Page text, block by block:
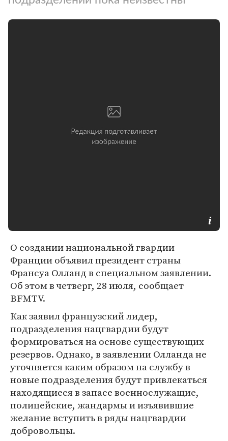
О создании национальной гвардии
Франции объявил президент страны
Франсуа Олланд в специальном заявлении.
Об этом в четверг, 28 июля, сообщает
BFMTV.
Как заявил французский лидер,
подразделения нацгвардии будут
формироваться на основе существующих
резервов. Однако, в заявлении Олланда не
уточняется каким образом на службу в
новые подразделения будут привлекаться
находящиеся в запасе военнослужащие,
полицейские, жандармы и изъявившие
желание вступить в ряды нацгвардии
добровольцы.